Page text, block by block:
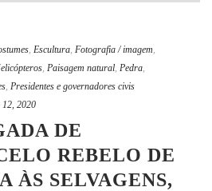
, Escultura, Fotografia / imagem,
, Paisagem natural, Pedra,
, Presidentes e governadores civis
2020
DE
REBELO DE
ÀS SELVAGENS,